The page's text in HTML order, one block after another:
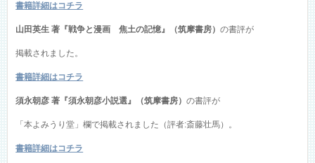
書籍詳細はコチラ
山田英生 著『戦争と漫画 焦土の記憶』（筑摩書房）の書評が
掲載されました。
書籍詳細はコチラ
須永朝彦 著『須永朝彦小説選』（筑摩書房）の書評が
「本よみうり堂」欄で掲載されました（評者:斎藤壮馬）。
書籍詳細はコチラ